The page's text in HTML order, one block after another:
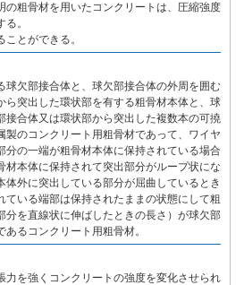
の粗骨材を用いたコンクリートは、圧縮強度
。
とができる。
球欠部接合体と、球欠部接合体の外周を囲む
ら突出した環状部を有する粗骨材本体と、球
接合体又は環状部から突出した複数本の可撓
製のコンクリート用粗骨材であって、ワイヤ
分の一端が粗骨材本体に保持されている場合
材本体に保持されて突出部分がループ状にな
体外に突出している部分が屈曲しているとき
ている端部は保持されたままの状態にして粗
分を直線状に伸ばしたときの長さ）が球欠部
るコンクリート用粗骨材。
力を強くコンクリートの強度を変化させられ